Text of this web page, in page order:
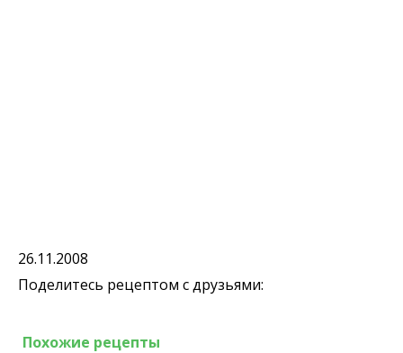
26.11.2008
Поделитесь рецептом с друзьями:
Похожие рецепты